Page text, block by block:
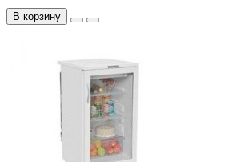
В корзину